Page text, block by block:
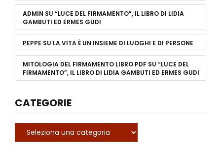
ADMIN SU “LUCE DEL FIRMAMENTO”, IL LIBRO DI LIDIA
GAMBUTI ED ERMES GUDI
PEPPE SU LA VITA È UN INSIEME DI LUOGHI E DI PERSONE
MITOLOGIA DEL FIRMAMENTO LIBRO PDF SU “LUCE DEL
FIRMAMENTO”, IL LIBRO DI LIDIA GAMBUTI ED ERMES GUDI
CATEGORIE